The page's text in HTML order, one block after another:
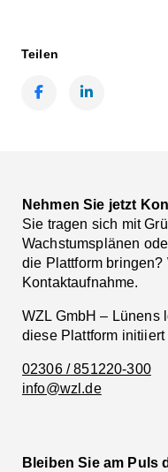
Teilen
Nehmen Sie jetzt
Sie tragen sich mit
Wachstumsplänen
die Plattform bringen?
Kontaktaufnahme.
WZL GmbH – Lünens
diese Plattform
02306 / 851220-300
info@wzl.de
Bleiben Sie am Puls